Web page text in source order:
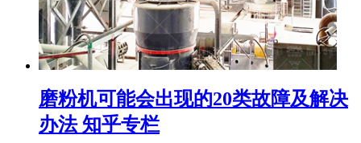
磨粉机可能会出现的20类故障及解决
办法 知乎专栏